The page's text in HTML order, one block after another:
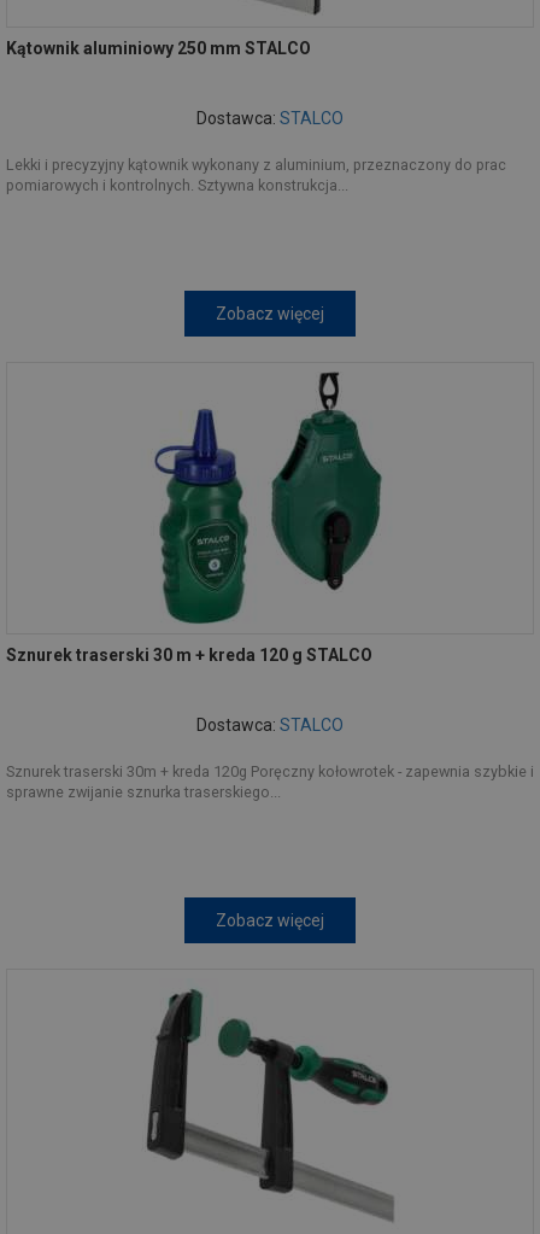
Kątownik aluminiowy 250 mm STALCO
Dostawca: STALCO
Lekki i precyzyjny kątownik wykonany z aluminium, przeznaczony do prac
pomiarowych i kontrolnych. Sztywna konstrukcja...
Zobacz więcej
Sznurek traserski 30 m + kreda 120 g STALCO
Dostawca: STALCO
Sznurek traserski 30m + kreda 120g Poręczny kołowrotek - zapewnia szybkie i
sprawne zwijanie sznurka traserskiego...
Zobacz więcej